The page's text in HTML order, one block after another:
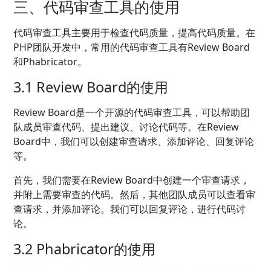
三、代码审查工具的使用
代码审查工具主要用于检查代码质量，提高代码质量。在
PHP团队开发中，常用的代码审查工具有Review Board
和Phabricator。
3.1 Review Board的使用
Review Board是一个开源的代码审查工具，可以帮助团
队成员审查代码、提出建议、讨论代码等。在Review
Board中，我们可以创建审查请求、添加评论、回复评论
等。
首先，我们需要在Review Board中创建一个审查请求，
并附上需要审查的代码。然后，其他团队成员可以查看审
查请求，并添加评论。我们可以回复评论，进行代码讨
论。
3.2 Phabricator的使用